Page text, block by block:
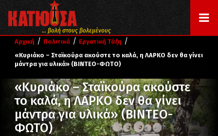
... βολή στους βολεμένους
Αρχική / Πολιτικά / Εργατική Τάξη /
«Κυριάκο – Σταϊκούρα ακούστε το καλά, η ΛΑΡΚΟ δεν θα γίνει
μάντρα για υλικά» (ΒΙΝΤΕΟ-ΦΩΤΟ)
«Κυριάκο – Σταϊκούρα ακούστε
το καλά, η ΛΑΡΚΟ δεν θα γίνει
μάντρα για υλικά» (ΒΙΝΤΕΟ-
ΦΩΤΟ)